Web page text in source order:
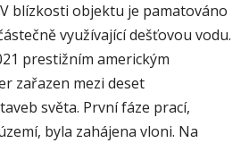
blízkosti objektu je pamatováno
využívající dešťovou vodu.
prestižním americkým
zařazen mezi deset
světa. První fáze prací,
byla zahájena vloni. Na